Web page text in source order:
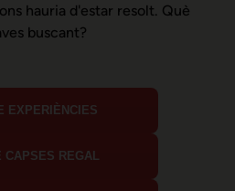
hauria d'estar resolt. Què
buscant?
EXPERIÈNCIES
CAPSES REGAL